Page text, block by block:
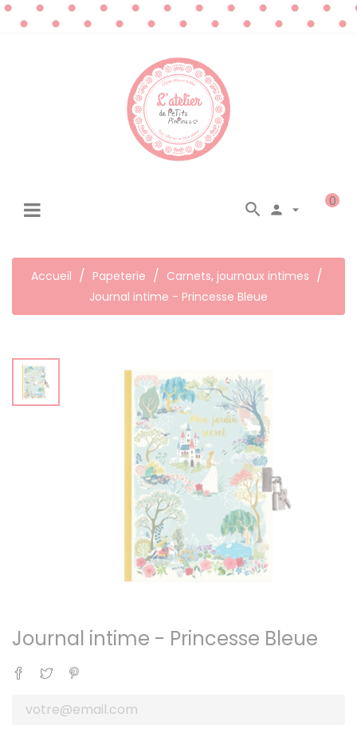
0
 

Accueil Papeterie
Carnets, journaux intimes
Journal intime - Princesse Bleue
Journal intime - Princesse Bleue
Partager
Tweet